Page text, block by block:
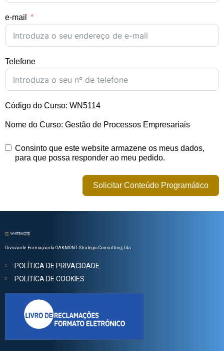
e-mail
Telefone
Código do Curso: WN5114
Nome do Curso: Gestão de Processos Empresariais
Consinto que este website armazene os meus dados,
para que possa responder ao meu pedido.
Solicitar Conteúdo Programático
Divisão de Formação da OAKMONT Strategic Consulting, Lda
POLÍTICA DE PRIVACIDADE
POLíTICA DE COOKIES